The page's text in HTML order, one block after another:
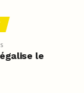
le